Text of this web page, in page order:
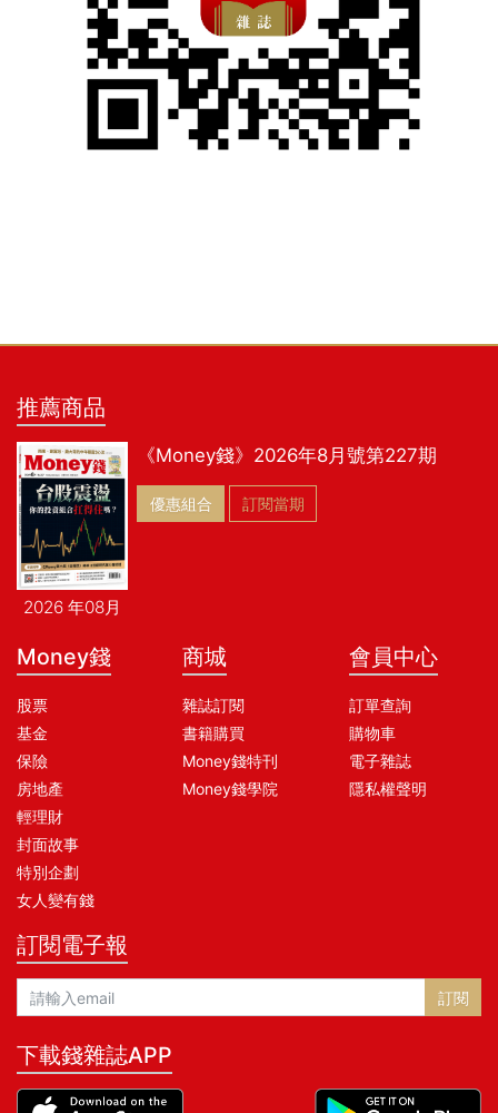
推薦商品
2026 年08月
《Money錢》2026年8月號第227期
優惠組合 訂閱當期
Money錢
股票
基金
保險
房地產
輕理財
封面故事
特別企劃
女人變有錢
商城
雜誌訂閱
書籍購買
Money錢特刊
Money錢學院
會員中心
訂單查詢
購物車
電子雜誌
隱私權聲明
訂閱電子報
訂閱
下載錢雜誌APP